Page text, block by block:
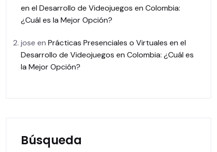
en el Desarrollo de Videojuegos en Colombia:
¿Cuál es la Mejor Opción?
jose en Prácticas Presenciales o Virtuales en el
Desarrollo de Videojuegos en Colombia: ¿Cuál es
la Mejor Opción?
Búsqueda